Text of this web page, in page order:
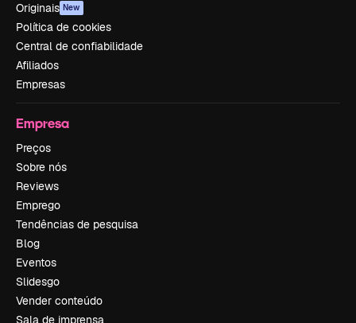
Originais New
Política de cookies
Central de confiabilidade
Afiliados
Empresas
Empresa
Preços
Sobre nós
Reviews
Emprego
Tendências de pesquisa
Blog
Eventos
Slidesgo
Vender conteúdo
Sala de imprensa